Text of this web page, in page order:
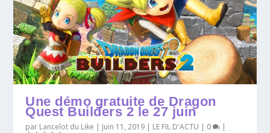
Une démo gratuite de Dragon
Quest Builders 2 le 27 juin
par Lancelot du Like | Juin 11, 2019 | LE FIL D'ACTU | 0 |